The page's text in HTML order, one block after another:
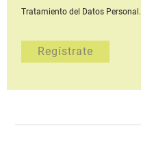
Tratamiento del Datos Personal.